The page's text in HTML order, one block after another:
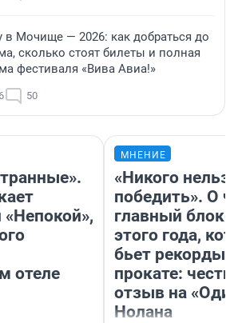
в Мочище — 2026: как добраться до
сколько стоят билеты и полная
фестиваля «Вива Авиа!»
50
отеле
МНЕНИЕ
«Никого нельзя
победить». О
главный
этого года,
бьет рекорды в
прокате:
отзыв на
Нолана